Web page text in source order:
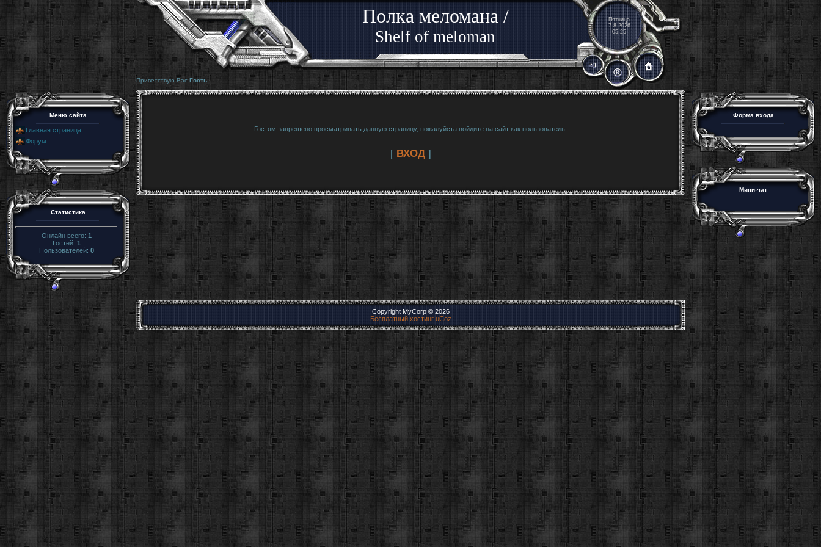
Полка меломана /
Shelf of meloman
Пятница
7.8.2026
05:25
Приветствую Вас Гость
Меню сайта
Главная страница
Форум
Статистика
Онлайн всего: 1
Гостей: 1
Пользователей: 0
Гостям запрещено просматривать данную страницу, пожалуйста войдите на сайт как пользователь.
[ ВХОД]
Форма входа
Мини-чат
Copyright MyCorp © 2026
Бесплатный хостинг uCoz